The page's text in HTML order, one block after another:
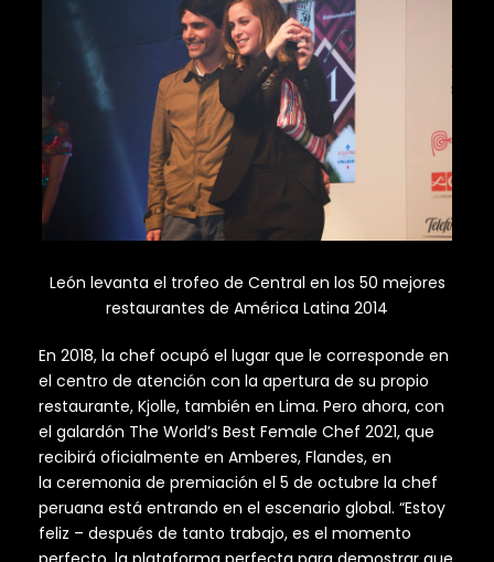
León levanta el trofeo de Central en los 50 mejores
restaurantes de América Latina 2014
En 2018, la chef ocupó el lugar que le corresponde en
el centro de atención con la apertura de su propio
restaurante, Kjolle, también en Lima. Pero ahora, con
el galardón The World’s Best Female Chef 2021, que
recibirá oficialmente en Amberes, Flandes, en
la ceremonia de premiación el 5 de octubre la chef
peruana está entrando en el escenario global. “Estoy
feliz – después de tanto trabajo, es el momento